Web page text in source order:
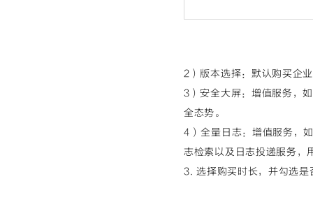
2）版本选择：默认购买企
3）安全大屏：增值服务，
全态势。
4）全量日志：增值服务，
志检索以及日志投递服务，
3. 选择购买时长，并勾选是